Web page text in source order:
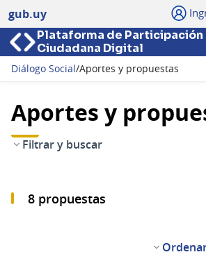
gub.uy
Plataforma de Participación
Ciudadana Digital
Diálogo Social/Aportes y propuestas
Aportes y
Filtrar y buscar
8 propuestas